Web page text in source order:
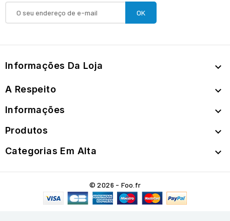
Informações Da Loja 
A Respeito 
Informações 
Produtos 
Categorias Em Alta 
© 2026 - Foo.fr